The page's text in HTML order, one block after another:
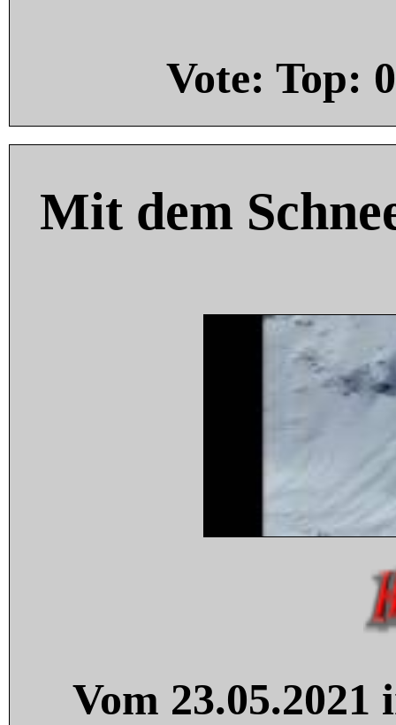
Vote: Top: 0
Mit dem
Vom